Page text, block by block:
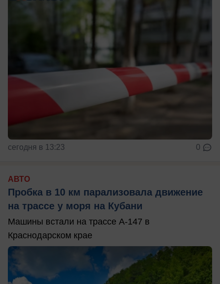
сегодня в 13:23 0
АВТО
Пробка в 10 км парализовала движение
на трассе у моря на Кубани
Машины встали на трассе А-147 в
Краснодарском крае